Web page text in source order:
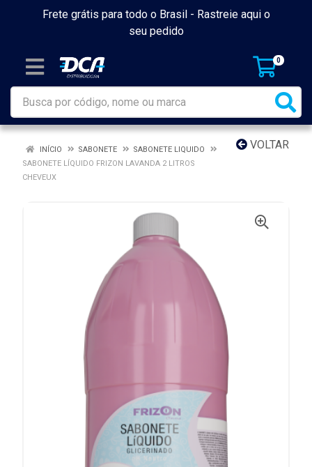
Frete grátis para todo o Brasil - Rastreie aqui o
seu pedido
0
VOLTAR
INÍCIO SABONETE
SABONETE LIQUIDO
SABONETE LÍQUIDO FRIZON LAVANDA 2 LITROS
CHEVEUX